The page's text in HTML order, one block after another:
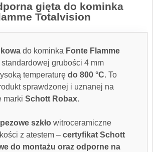
gięta do kominka
Totalvision
do kominka Fonte Flamme
standardowej grubości 4 mm
temperaturę do 800 °C. To
sprawdzonej i uznanej na
marki Schott Robax.
szkło witroceramiczne
z atestem – certyfikat Schott
do montażu oraz odporne na